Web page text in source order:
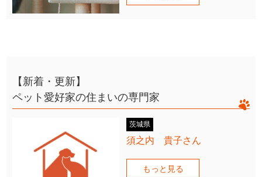
【新着・更新】
ペット愛好家の住まいの専門家
茨城県
須之内 貴子さん
もっと見る